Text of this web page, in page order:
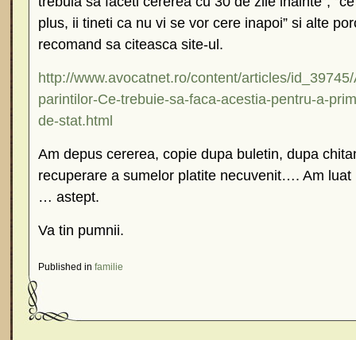
plus, ii tineti ca nu vi se vor cere inapoi” si alte
recomand sa citeasca site-ul.
http://www.avocatnet.ro/content/articles/
parintilor-Ce-trebuie-sa-faca-acestia-pentru-a-
de-stat.html
Am depus cererea, copie dupa buletin, dupa
recuperare a sumelor platite necuvenit…. Am luat
… astept.
Va tin pumnii.
Published in familie